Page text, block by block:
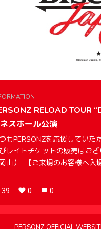
RELOAD TOUR
スホール公演
もPERSONZを応援してい
レイトチケットの販売はご
岡山） 【ご来場のお客様へ入
39 0 0